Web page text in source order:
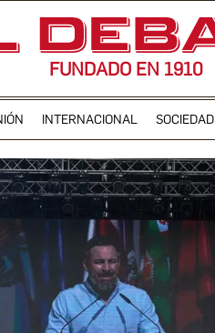
FUNDADO EN 1910
INTERNACIONAL SOCIEDAD